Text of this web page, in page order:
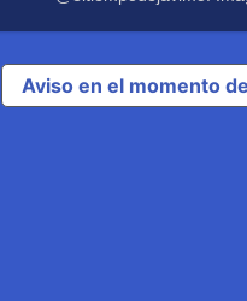
Aviso en el momento